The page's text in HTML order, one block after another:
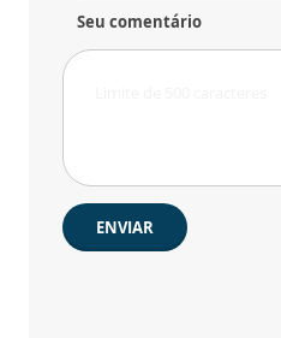
Seu comentário
ENVIAR